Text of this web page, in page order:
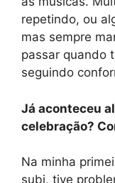
repetindo, ou
mas sempre
passar quando
seguindo
Já aconteceu
celebração?
Na minha
subi, tive